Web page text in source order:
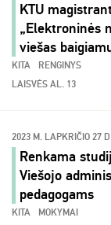
KTU
„Elektroninės
viešas
KITA
RENGINYS
LAISVĖS AL. 13
2023 M. LAPKRIČIO 27
Renkama
Viešojo
pedagogams
KITA
MOKYMAI